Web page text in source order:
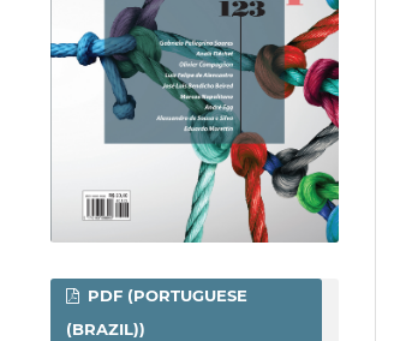
PDF (PORTUGUESE
(BRAZIL))